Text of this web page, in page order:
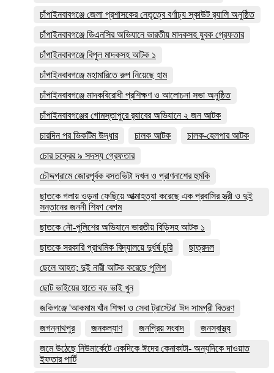
চাঁপাইনবাবগঞ্জে জেলা প্রশাসকের নেতৃত্বে বর্ণাঢ্য স্কাউট র‍্যালি অনুষ্ঠিত
চাঁপাইনবাবগঞ্জে ডিএনসির অভিযানে ভারতীয় মাদকসহ যুবক গ্রেফতার
চাঁপাইনবাবগঞ্জে বিপুল মাদকসহ আটক ১
চাঁপাইনবাবগঞ্জে মহামারিতে রুপ নিয়েছে হাম
চাঁপাইনবাবগঞ্জে মাদকবিরোধী প্রশিক্ষণ ও আলোচনা সভা অনুষ্ঠিত
চাঁপাইনবাবগঞ্জের গোমস্তাপুরে র‍্যাবের অভিযানে ২ জন আটক
চারদিন পর ভিকটিম উদ্ধার
চালক আটক
চালক-হেলপার আটক
চোর চক্রের ৯ সদস্য গ্রেফতার
চৌদ্দগ্রামে জোরপূর্বক বসতভিটা দখল ও প্রাণনাশের হুমকি
ছাতকে গলায় ওড়না ফেছিয়ে আত্মাহত্যা করেছে এক প্রবাসির স্ত্রী ও দুই
সন্তানের জননী শিফা বেগম
ছাতকে নৌ-পুলিশের অভিযানে ভারতীয় বিড়িসহ আটক ১
ছাতকে সরকারি প্রাথমিক বিদ্যালয়ে দুর্ধর্ষ চুরি
ছাত্রদল
ছেলে আহত; দুই নারী আটক করেছে পুলিশ
ছোট ভাইয়ের হাতে বড় ভাই খুন
জকিগঞ্জে 'আকমাম খাঁন শিক্ষা ও সেবা ট্রাস্টের' ঈদ সামগ্রী বিতরণ
জগন্নাথপুর
জনকল্যাণ জনপ্রিয় সংবাদ
জনস্বাস্থ্য
জমে উঠেছে নিউমার্কেটে একদিকে ঈদের কেনাকাটা- অন্যদিকে দাওয়াত
ইফতার পার্টি